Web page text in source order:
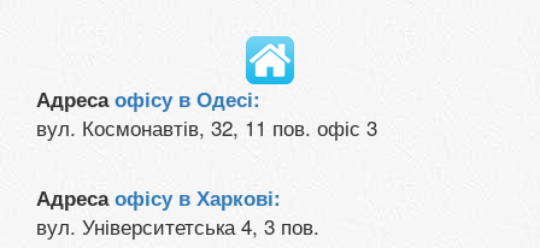
Адресаофісу в Одесі:
вул. Космонавтів, 32, 11 пов. офіс 3
Адресаофісу в Харкові:
вул. Університетська 4, 3 пов.